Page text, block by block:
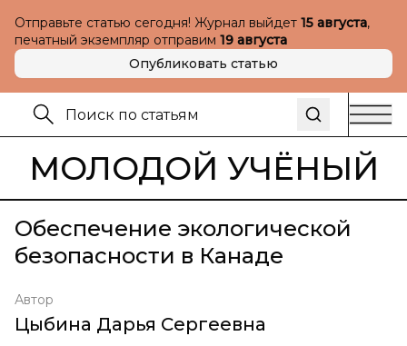
Отправьте статью сегодня! Журнал выйдет 15 августа,
печатный экземпляр отправим 19 августа
Опубликовать статью
МОЛОДОЙ УЧЁНЫЙ
Обеспечение экологической
безопасности в Канаде
Автор
Цыбина Дарья Сергеевна